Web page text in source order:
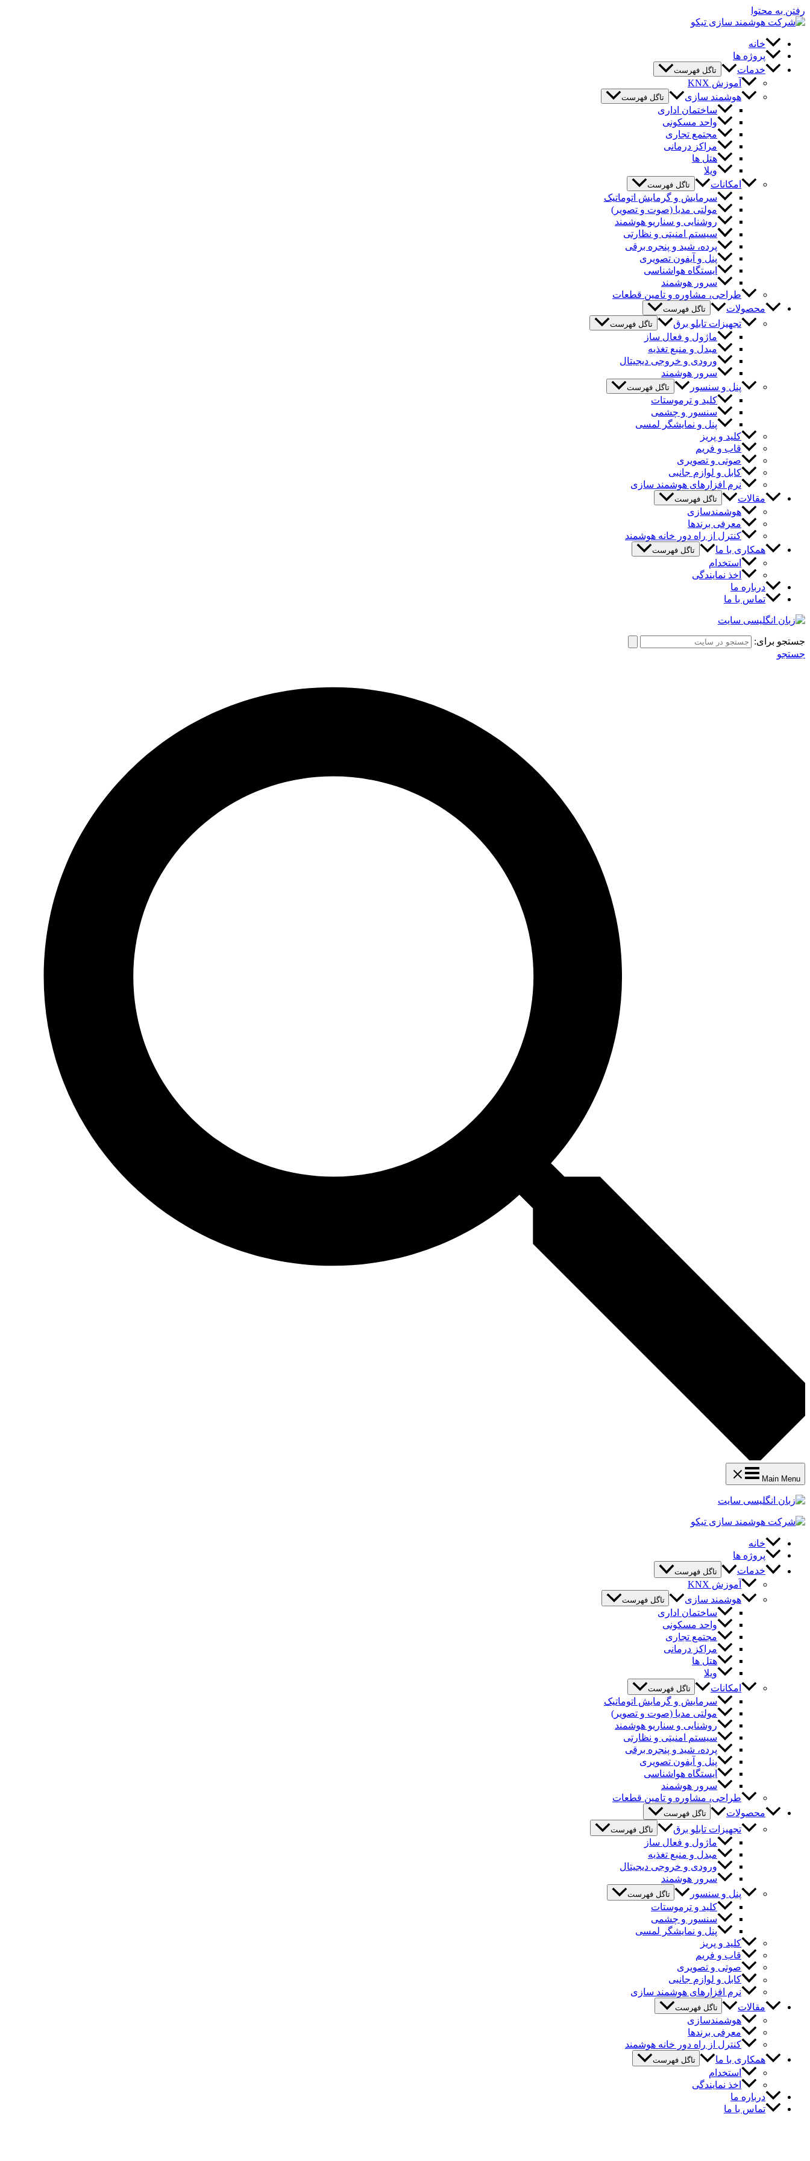
رفتن به محتوا
خانه
پروژه ها
خدمات
تاگل فهرست
آموزش KNX
هوشمند سازی
تاگل فهرست
ساختمان اداری
واحد مسکونی
مجتمع تجاری
مراکز درمانی
هتل ها
ویلا
امکانات
تاگل فهرست
سرمایش و گرمایش اتوماتیک
مولتی مدیا (صوت و تصویر)
روشنایی و سناریو هوشمند
سیستم امنیتی و نظارتی
پرده، شید و پنجره برقی
پنل و آیفون تصویری
ایستگاه هواشناسی
سرور هوشمند
طراحی، مشاوره و تامین قطعات
محصولات
تاگل فهرست
تجهیزات تابلو برق تاگل فهرست
ماژول و فعال ساز
مبدل و منبع تغذیه
ورودی و خروجی دیجیتال
سرور هوشمند
پنل و سنسور
تاگل فهرست
کلید و ترموستات
سنسور و چشمی
پنل و نمایشگر لمسی
کلید و پریز
قاب و فریم
صوتی و تصویری
کابل و لوازم جانبی
نرم افزارهای هوشمند سازی
مقالات
تاگل فهرست
هوشمندسازی
معرفی برندها
کنترل از راه دور خانه هوشمند
همکاری با ما
تاگل فهرست
استخدام
اخذ نمایندگی
درباره ما
تماس با ما
جستجو برای:
جستجو
Main Menu
خانه
پروژه ها
خدمات
تاگل فهرست
آموزش KNX
هوشمند سازی
تاگل فهرست
ساختمان اداری
واحد مسکونی
مجتمع تجاری
مراکز درمانی
هتل ها
ویلا
امکانات
تاگل فهرست
سرمایش و گرمایش اتوماتیک
مولتی مدیا (صوت و تصویر)
روشنایی و سناریو هوشمند
سیستم امنیتی و نظارتی
پرده، شید و پنجره برقی
پنل و آیفون تصویری
ایستگاه هواشناسی
سرور هوشمند
طراحی، مشاوره و تامین قطعات
محصولات
تاگل فهرست
تجهیزات تابلو برق تاگل فهرست
ماژول و فعال ساز
مبدل و منبع تغذیه
ورودی و خروجی دیجیتال
سرور هوشمند
پنل و سنسور
تاگل فهرست
کلید و ترموستات
سنسور و چشمی
پنل و نمایشگر لمسی
کلید و پریز
قاب و فریم
صوتی و تصویری
کابل و لوازم جانبی
نرم افزارهای هوشمند سازی
مقالات
تاگل فهرست
هوشمندسازی
معرفی برندها
کنترل از راه دور خانه هوشمند
همکاری با ما
تاگل فهرست
استخدام
اخذ نمایندگی
درباره ما
تماس با ما